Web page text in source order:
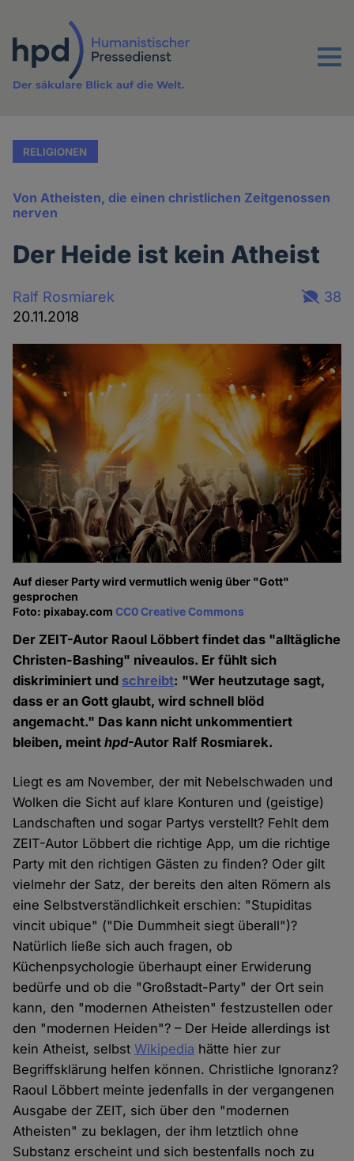
Inhalt
Menu
Der säkulare Blick auf die Welt.
RELIGIONEN
Von Atheisten, die einen christlichen Zeitgenossen
nerven
Der Heide ist kein Atheist
Ralf Rosmiarek
20.11.2018
38
Auf dieser Party wird vermutlich wenig über "Gott"
gesprochen
Foto: pixabay.comCC0 Creative Commons
Der ZEIT-Autor Raoul Löbbert findet das "alltägliche
Christen-Bashing" niveaulos. Er fühlt sich
diskriminiert und schreibt: "Wer heutzutage sagt,
dass er an Gott glaubt, wird schnell blöd
angemacht." Das kann nicht unkommentiert
bleiben, meinthpd-Autor Ralf Rosmiarek.
Liegt es am November, der mit Nebelschwaden und
Wolken die Sicht auf klare Konturen und (geistige)
Landschaften und sogar Partys verstellt? Fehlt dem
ZEIT-Autor Löbbert die richtige App, um die richtige
Party mit den richtigen Gästen zu finden? Oder gilt
vielmehr der Satz, der bereits den alten Römern als
eine Selbstverständlichkeit erschien: "Stupiditas
vincit ubique" ("Die Dummheit siegt überall")?
Natürlich ließe sich auch fragen, ob
Küchenpsychologie überhaupt einer Erwiderung
bedürfe und ob die "Großstadt-Party" der Ort sein
kann, den "modernen Atheisten" festzustellen oder
den "modernen Heiden"? – Der Heide allerdings ist
kein Atheist, selbstWikipedia hätte hier zur
Begriffsklärung helfen können. Christliche Ignoranz?
Raoul Löbbert meinte jedenfalls in der vergangenen
Ausgabe der ZEIT, sich über den "modernen
Atheisten" zu beklagen, der ihm letztlich ohne
Substanz erscheint und sich bestenfalls noch zu